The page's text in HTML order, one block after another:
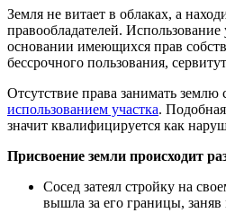
Земля не витает в облаках, а
правообладателей.
основании имеющихся прав
бессрочного пользования,
Отсутствие права занимать землю
использованием участка. Подобная
значит квалифицируется как
Присвоение земли происходит
Сосед затеял стройку на
вышла за его границы,